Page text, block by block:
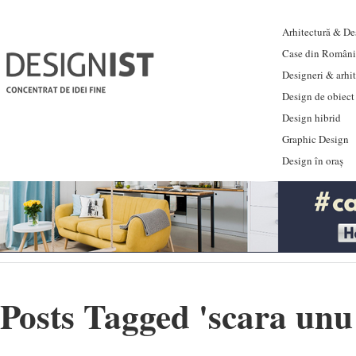
Arhitectură &
Case din
Designeri &
Design de obiect
Design hibrid
Graphic Design
Design în oraș
Posts Tagged 'scara